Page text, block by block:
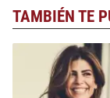
TAMBIÉN TE